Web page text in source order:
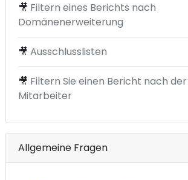
🎥 Filtern eines Berichts nach
Domänenerweiterung
🎥 Ausschlusslisten
🎥 Filtern Sie einen Bericht nach
Mitarbeiter
Allgemeine Fragen